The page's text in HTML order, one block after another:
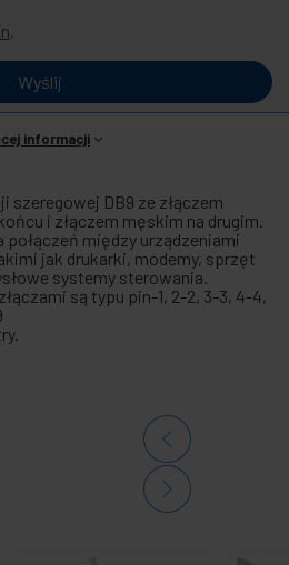
.
Wyślij
informacji
szeregowej DB9 ze złączem
i złączem męskim na drugim.
połączeń między urządzeniami
jak drukarki, modemy, sprzęt
systemy sterowania.
są typu pin-1, 2-2, 3-3, 4-4,